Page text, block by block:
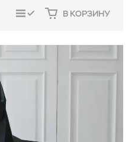
СРАВНИТЬ В КОРЗИНУ